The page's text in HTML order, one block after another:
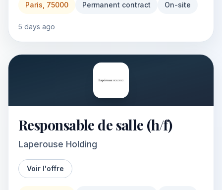
Paris, 75000 Permanent contract On-site
5 days ago
Responsable de salle (h/f)
Laperouse Holding
Voir l'offre